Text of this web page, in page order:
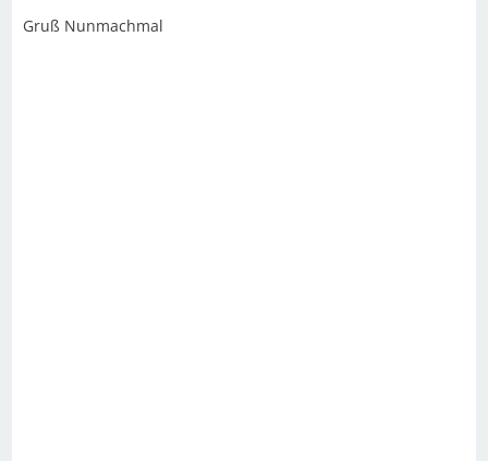
Gruß Nunmachmal